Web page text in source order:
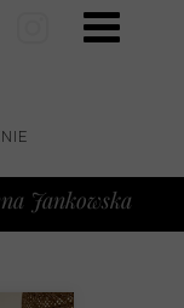
Jankowska